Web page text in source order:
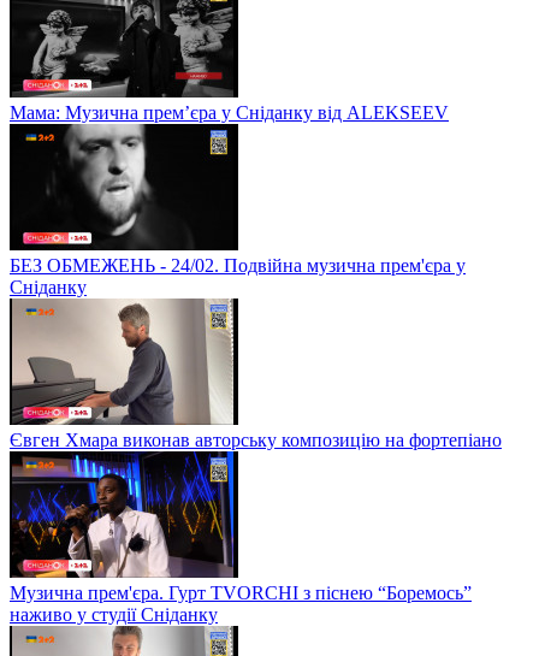
Мама: Музична прем’єра у Сніданку від ALEKSEEV
БЕЗ ОБМЕЖЕНЬ - 24/02. Подвійна музична прем'єра у
Сніданку
Євген Хмара виконав авторську композицію на фортепіано
Музична прем'єра. Гурт TVORCHI з піснею “Боремось”
наживо у студії Сніданку